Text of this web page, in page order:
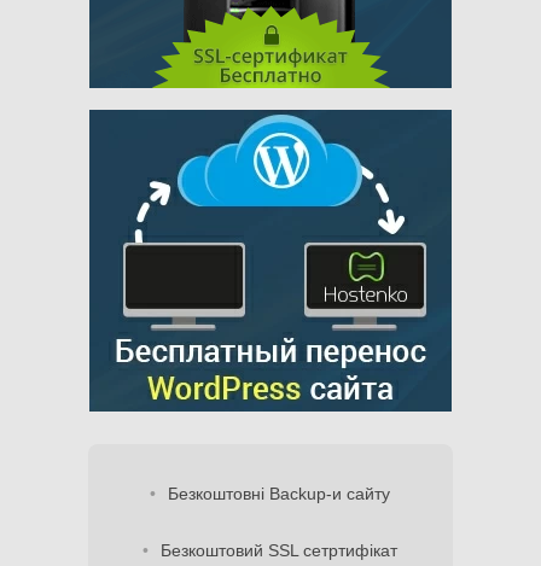
Безкоштовні Backup-и сайту
Безкоштовий SSL сетртифікат